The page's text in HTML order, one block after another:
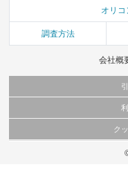
オリ
調査方法
会社概
当サイトで公開されている情報（
これらの情報を権利者の許可なく
当サイトに掲載している内容はす
弊社の見解・ 意見ではないことを
ク
このサイトでは Cookie を使用し